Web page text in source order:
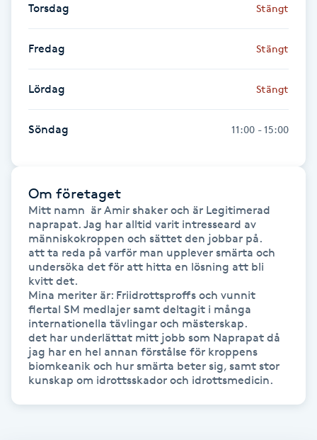
Gel naglar
Gelenaglar
Gellack
Gellack med förstärkning
Gravidmassage
Gravidyoga
Gruppträning
Gua Sha-massage
Hatha Yoga
Headspa
Torsdag Stängt
Fredag Stängt
Lördag Stängt
Söndag 11:00 - 15:00
Om företaget
Mitt namn  är Amir shaker och är Legitimerad
naprapat. Jag har alltid varit intresseard av
människokroppen och sättet den jobbar på.
att ta reda på varför man upplever smärta och
undersöka det för att hitta en lösning att bli
kvitt det.
Mina meriter är: Friidrottsproffs och vunnit
flertal SM medlajer samt deltagit i många
internationella tävlingar och mästerskap.
det har underlättat mitt jobb som Naprapat då
jag har en hel annan förstålse för kroppens
biomkeanik och hur smärta beter sig, samt stor